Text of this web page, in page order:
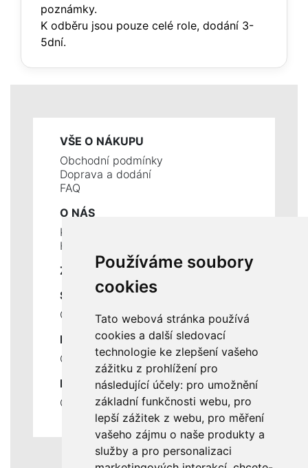
Používáme soubory
cookies
Tato webová stránka používá
cookies a další sledovací
technologie ke zlepšení vašeho
zážitku z prohlížení pro
následující účely: pro umožnění
základní funkčnosti webu, pro
lepší zážitek z webu, pro měření
vašeho zájmu o naše produkty a
služby a pro personalizaci
poznámky.
K odběru jsou pouze celé role, dodání 3-
5dní.
VŠE O NÁKUPU
Obchodní podmínky
Doprava a dodání
FAQ
O NÁS
Kontakty
Historie a současnost
ZÁKLADNÍ ÚDAJE
SLUŽBY
Ceník servisních prací
DŮLEŽITÉ INFORMACE
Ochrana osobních údajů
RYCHLÉ ODKAZY
Odstoupení od smlouvy